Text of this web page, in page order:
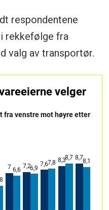
- hvorav en
vareeiere.
representerer
Undersøkelsen er
en gjennomsnittlig
med øvrige år er
i årsomsetning.
respondentene
rekkefølge fra
valg av transportør.